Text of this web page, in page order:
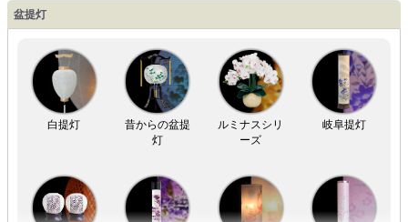
盆提灯
白提灯
昔からの盆提
灯
ルミナスシリ
ーズ
岐阜提灯